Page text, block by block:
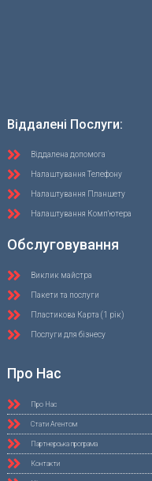
Віддалені Послуги:
Віддалена допомога
Налаштування Телефону
Налаштування Планшету
Налаштування Комп'ютера
Обслуговування
Виклик майстра
Пакети та послуги
Пластикова Карта (1 рік)
Послуги для бізнесу
Про Нас
Про Нас
Стати Агентом
Партнерська програма
Контакти